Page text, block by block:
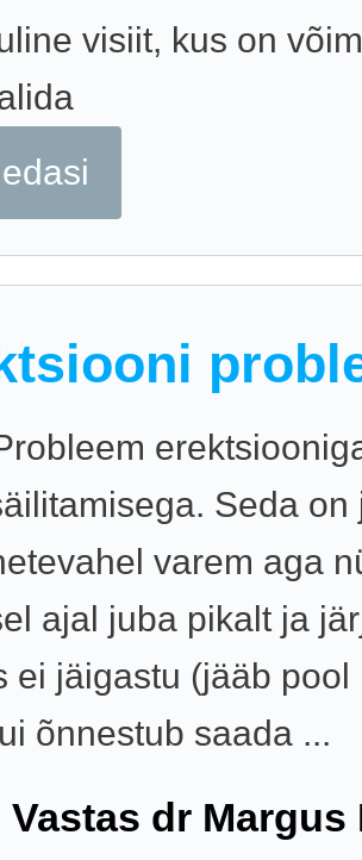
visiit, kus on
Seda on
varem aga
ajal juba pikalt ja
ei jäigastu (jääb pool
õnnestub saada ...
Vastas dr Margus